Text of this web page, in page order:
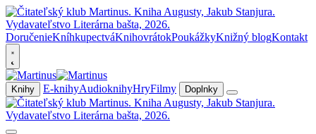
DoručenieKníhkupectváKnihovrátokPoukážkyKnižný blogKontakt
Knihy E-knihyAudioknihyHryFilmy Doplnky